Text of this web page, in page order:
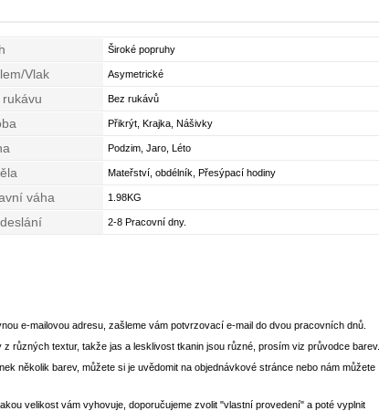
Široké popruhy
Vlak Asymetrické
rukávu Bez rukávů
Přikrýt, Krajka, Nášivky
Podzim, Jaro, Léto
Mateřství, obdélník, Přesýpací hodiny
váha 1.98KG
2-8 Pracovní dny.
e-mailovou adresu, zašleme vám potvrzovací e-mail do dvou pracovních dnů.
různých textur, takže jas a lesklivost tkanin jsou různé, prosím viz průvodce barev.
několik barev, můžete si je uvědomit na objednávkové stránce nebo nám můžete
velikost vám vyhovuje, doporučujeme zvolit "vlastní provedení" a poté vyplnit